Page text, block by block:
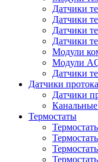
Датчики
Датчики
Датчики
Датчики
Модули
Модули
Датчики
Датчики протока
Датчики
Термостаты